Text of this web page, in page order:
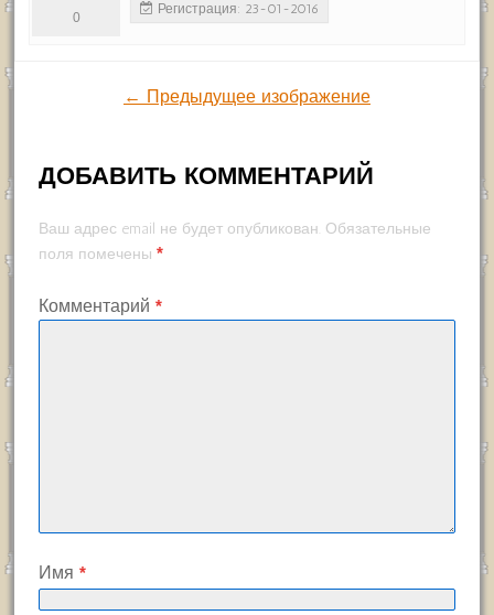
0
Регистрация: 23-01-2016
← Предыдущее изображение
ДОБАВИТЬ КОММЕНТАРИЙ
Ваш адрес email не будет опубликован. Обязательные
поля помечены *
Комментарий *
Имя *